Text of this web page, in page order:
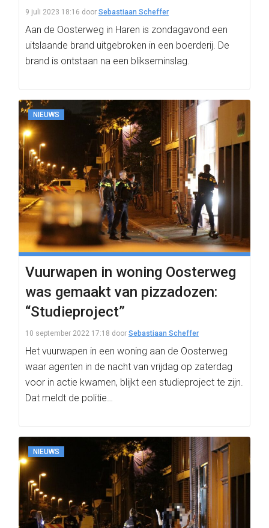
9 juli 2023 18:16 door Sebastiaan Scheffer
Aan de Oosterweg in Haren is zondagavond een
uitslaande brand uitgebroken in een boerderij. De
brand is ontstaan na een blikseminslag.
NIEUWS
Vuurwapen in woning Oosterweg
was gemaakt van pizzadozen:
“Studieproject”
10 september 2022 17:18 door Sebastiaan Scheffer
Het vuurwapen in een woning aan de Oosterweg
waar agenten in de nacht van vrijdag op zaterdag
voor in actie kwamen, blijkt een studieproject te zijn.
Dat meldt de politie…
NIEUWS